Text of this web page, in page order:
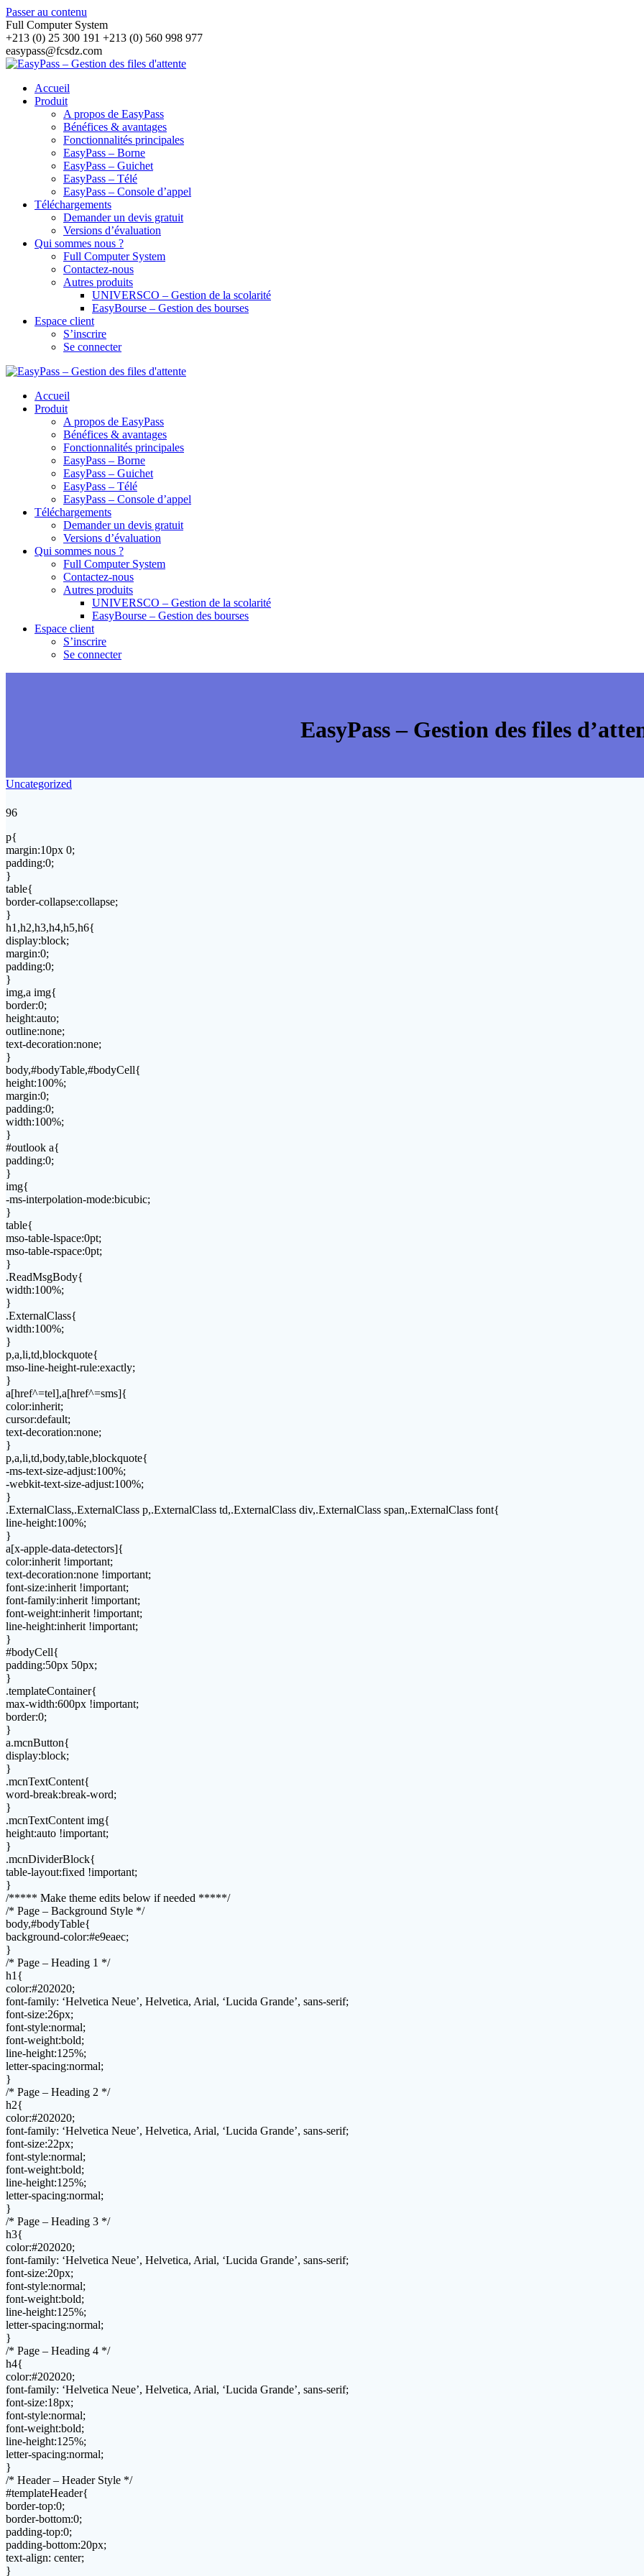
Passer au contenu
Full Computer System
+213 (0) 25 300 191 +213 (0) 560 998 977
easypass@fcsdz.com
Accueil
Produit
A propos de EasyPass
Bénéfices & avantages
Fonctionnalités principales
EasyPass – Borne
EasyPass – Guichet
EasyPass – Télé
EasyPass – Console d’appel
Téléchargements
Demander un devis gratuit
Versions d’évaluation
Qui sommes nous ?
Full Computer System
Contactez-nous
Autres produits
UNIVERSCO – Gestion de la scolarité
EasyBourse – Gestion des bourses
Espace client
S’inscrire
Se connecter
Accueil
Produit
A propos de EasyPass
Bénéfices & avantages
Fonctionnalités principales
EasyPass – Borne
EasyPass – Guichet
EasyPass – Télé
EasyPass – Console d’appel
Téléchargements
Demander un devis gratuit
Versions d’évaluation
Qui sommes nous ?
Full Computer System
Contactez-nous
Autres produits
UNIVERSCO – Gestion de la scolarité
EasyBourse – Gestion des bourses
Espace client
S’inscrire
Se connecter
EasyPass – Gestion des files
Uncategorized
96
p{
margin:10px 0;
padding:0;
}
table{
border-collapse:collapse;
}
h1,h2,h3,h4,h5,h6{
display:block;
margin:0;
padding:0;
}
img,a img{
border:0;
height:auto;
outline:none;
text-decoration:none;
}
body,#bodyTable,#bodyCell{
height:100%;
margin:0;
padding:0;
width:100%;
}
#outlook a{
padding:0;
}
img{
-ms-interpolation-mode:bicubic;
}
table{
mso-table-lspace:0pt;
mso-table-rspace:0pt;
}
.ReadMsgBody{
width:100%;
}
.ExternalClass{
width:100%;
}
p,a,li,td,blockquote{
mso-line-height-rule:exactly;
}
a[href^=tel],a[href^=sms]{
color:inherit;
cursor:default;
text-decoration:none;
}
p,a,li,td,body,table,blockquote{
-ms-text-size-adjust:100%;
-webkit-text-size-adjust:100%;
}
.ExternalClass,.ExternalClass p,.ExternalClass td,.ExternalClass div,.ExternalClass span,.ExternalClass font{
line-height:100%;
}
a[x-apple-data-detectors]{
color:inherit !important;
text-decoration:none !important;
font-size:inherit !important;
font-family:inherit !important;
font-weight:inherit !important;
line-height:inherit !important;
}
#bodyCell{
padding:50px 50px;
}
.templateContainer{
max-width:600px !important;
border:0;
}
a.mcnButton{
display:block;
}
.mcnTextContent{
word-break:break-word;
}
.mcnTextContent img{
height:auto !important;
}
.mcnDividerBlock{
table-layout:fixed !important;
}
/***** Make theme edits below if needed *****/
/* Page – Background Style */
body,#bodyTable{
background-color:#e9eaec;
}
/* Page – Heading 1 */
h1{
color:#202020;
font-family: ‘Helvetica Neue’, Helvetica, Arial, ‘Lucida Grande’, sans-serif;
font-size:26px;
font-style:normal;
font-weight:bold;
line-height:125%;
letter-spacing:normal;
}
/* Page – Heading 2 */
h2{
color:#202020;
font-family: ‘Helvetica Neue’, Helvetica, Arial, ‘Lucida Grande’, sans-serif;
font-size:22px;
font-style:normal;
font-weight:bold;
line-height:125%;
letter-spacing:normal;
}
/* Page – Heading 3 */
h3{
color:#202020;
font-family: ‘Helvetica Neue’, Helvetica, Arial, ‘Lucida Grande’, sans-serif;
font-size:20px;
font-style:normal;
font-weight:bold;
line-height:125%;
letter-spacing:normal;
}
/* Page – Heading 4 */
h4{
color:#202020;
font-family: ‘Helvetica Neue’, Helvetica, Arial, ‘Lucida Grande’, sans-serif;
font-size:18px;
font-style:normal;
font-weight:bold;
line-height:125%;
letter-spacing:normal;
}
/* Header – Header Style */
#templateHeader{
border-top:0;
border-bottom:0;
padding-top:0;
padding-bottom:20px;
text-align: center;
}